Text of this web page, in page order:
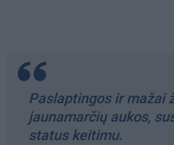
Paslaptingos ir mažai
jaunamarčių aukos,
status keitimu.